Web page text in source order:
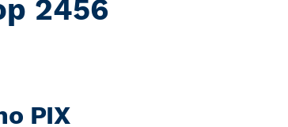
2456
PIX